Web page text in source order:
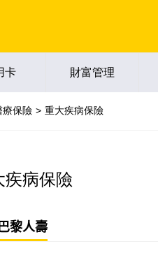
卡 財富管理
療保險 重大疾病保險
疾病保險
黎人壽